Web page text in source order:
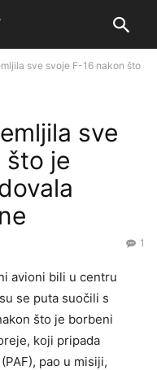
sve svoje F-16 nakon što
sve
što je
1
avioni bili u centru
se puta suočili s
što je borbeni
koji pripada
pao u misiji,